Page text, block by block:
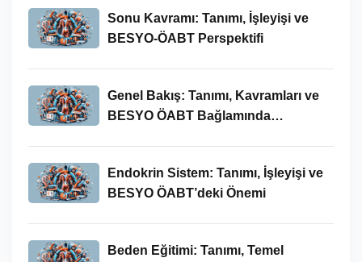
Sonu Kavramı: Tanımı, İşleyişi ve
BESYO-ÖABT Perspektifi
Genel Bakış: Tanımı, Kavramları ve
BESYO ÖABT Bağlamında
Endokrin Sistem: Tanımı, İşleyişi ve
BESYO ÖABT’deki Önemi
Beden Eğitimi: Tanımı, Temel